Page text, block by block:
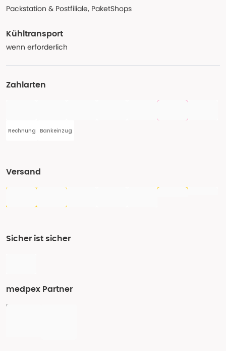
Packstation & Postfiliale, PaketShops
Kühltransport
wenn erforderlich
Zahlarten
Rechnung Bankeinzug
Versand
Sicher ist sicher
medpex Partner